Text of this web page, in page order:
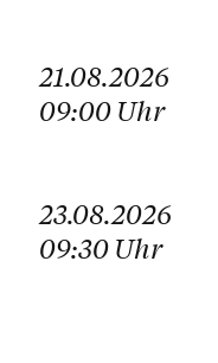
21.08.2026
09:00 Uhr
23.08.2026
09:30 Uhr